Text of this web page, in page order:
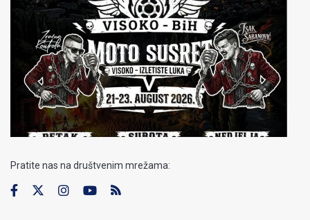
Pratite nas na društvenim mrežama: